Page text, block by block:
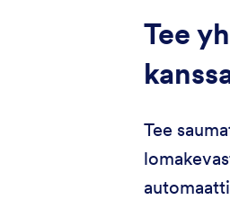
Tee
Tee